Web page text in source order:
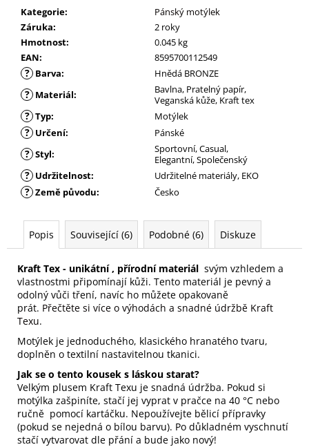
Kategorie:
Pánský motýlek
Záruka:
2 roky
Hmotnost:
0.045 kg
EAN: 8595700112549
? Barva: Hnědá BRONZE
? Materiál:
Bavlna, Pratelný papír,
Veganská kůže, Kraft tex
? Typ: Motýlek
? Určení: Pánské
? Styl:
Sportovní, Casual,
Elegantní, Společenský
? Udržitelnost: Udržitelné materiály, EKO
? Země původu: Česko
Popis Související (6) Podobné (6) Diskuze
Kraft Tex - unikátní , přírodní materiál svým vzhledem a
vlastnostmi připomínají kůži. Tento materiál je pevný a
odolný vůči tření, navíc ho můžete opakovaně
prát. Přečtěte si více o výhodách a snadné údržbě Kraft
Texu.
Motýlek je jednoduchého, klasického hranatého tvaru,
doplněn o textilní nastavitelnou tkanici.
Jak se o tento kousek s láskou starat?
Velkým plusem Kraft Texu je snadná údržba. Pokud si
motýlka zašpiníte, stačí jej vyprat v pračce na 40 °C nebo
ručně pomocí kartáčku. Nepoužívejte bělicí přípravky
(pokud se nejedná o bílou barvu). Po důkladném vyschnutí
stačí vytvarovat dle přání a bude jako nový!